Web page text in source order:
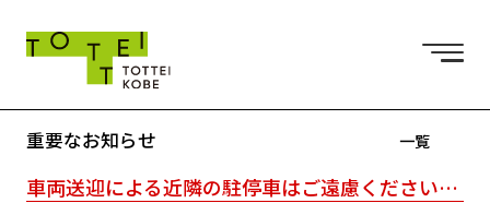
重要なお知らせ
車両送迎による近隣の駐停車はご遠慮ください。駐車場はTOTTEI外の近隣駐車場をご利用ください。｜TOTTEI内はキャッシュレスです。
一覧